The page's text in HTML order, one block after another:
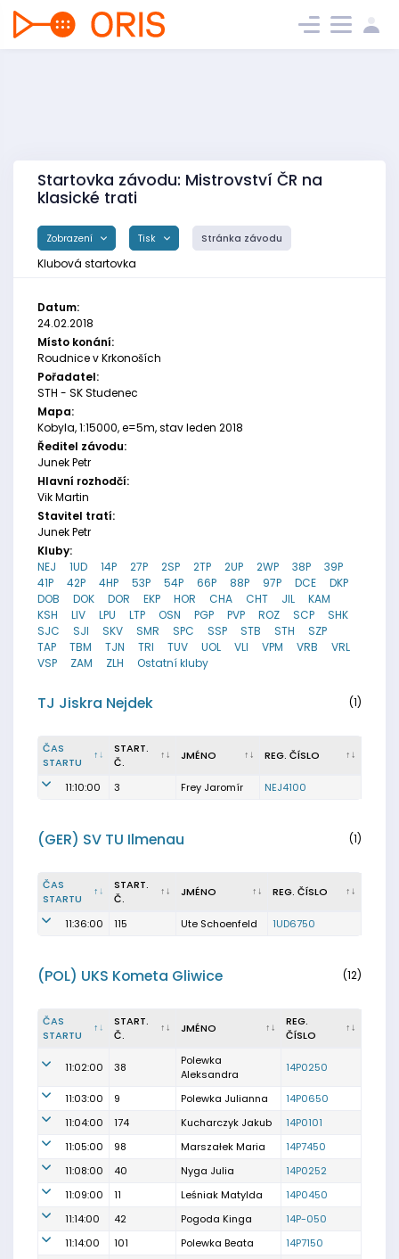
Startovka závodu: Mistrovství ČR na
klasické trati
Zobrazení Tisk Stránka závodu
Klubová startovka
Datum:
24.02.2018
Místo konání:
Roudnice v Krkonoších
Pořadatel:
STH - SK Studenec
Mapa:
Kobyla, 1:15000, e=5m, stav leden 2018
Ředitel závodu:
Junek Petr
Hlavní rozhodčí:
Vik Martin
Stavitel tratí:
Junek Petr
Kluby:
NEJ
1UD 14P 27P 2SP 2TP 2UP 2WP 38P
39P
41P
42P 4HP 53P 54P 66P 88P 97P DCE
DKP
DOB
DOK DOR EKP HOR CHA CHT JIL
KAM
KSH
LIV LPU LTP OSN PGP PVP ROZ SCP
SHK
SJC
SJI SKV SMR SPC SSP STB STH
SZP
TAP
TBM TJN TRI TUV UOL VLI VPM VRB
VRL
VSP
ZAM ZLH Ostatní kluby
TJ Jiskra Nejdek (1)
ČAS
STARTU
START.
Č.
JMÉNO REG. ČÍSLO
11:10:00 3 Frey Jaromír NEJ4100
(GER) SV TU Ilmenau (1)
ČAS
STARTU
START.
Č.
JMÉNO REG. ČÍSLO
11:36:00 115 Ute Schoenfeld 1UD6750
(POL) UKS Kometa Gliwice (12)
ČAS
STARTU
START.
Č.
JMÉNO
REG.
ČÍSLO
11:02:00 38
Polewka
Aleksandra
14P0250
11:03:00 9 Polewka Julianna
14P0650
11:04:00
174 Kucharczyk Jakub
14P0101
11:05:00
98 Marszałek Maria
14P7450
11:08:00
40 Nyga Julia
14P0252
11:09:00
11 Leśniak Matylda
14P0450
11:14:00
42 Pogoda Kinga
14P-050
11:14:00
101 Polewka Beata 14P7150